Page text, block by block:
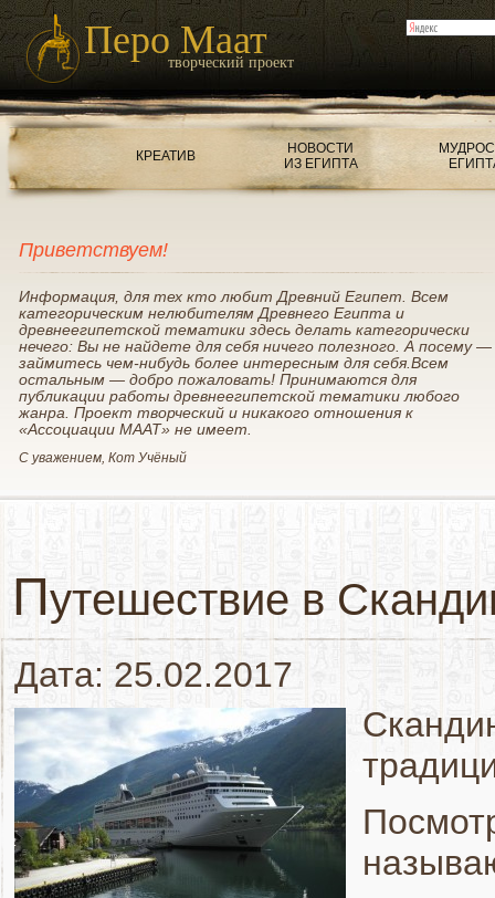
Перо Маат
творческий проект
КРЕАТИВ
НОВОСТИ
ИЗ ЕГИПТА
Приветствуем!
Информация, для тех кто любит Древний Египет. Всем
категорическим нелюбителям Древнего Египта и
древнеегипетской тематики здесь делать категорически
нечего: Вы не найдете для себя ничего полезного. А посему —
займитесь чем-нибудь более интересным для себя.Всем
остальным — добро пожаловать! Принимаются для
публикации работы древнеегипетской тематики любого
жанра. Проект творческий и никакого отношения к
«Ассоциации МААТ» не имеет.
С уважением, Кот Учёный
Путешествие в
Дата: 25.02.2017